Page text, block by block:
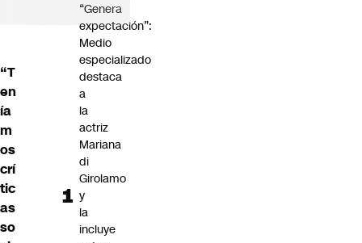
“T
en
ía
m
os
crí
tic
as
so
“Genera
expectación”:
Medio
especializado
destaca
a
la
actriz
Mariana
di
Girolamo
y
la
incluye